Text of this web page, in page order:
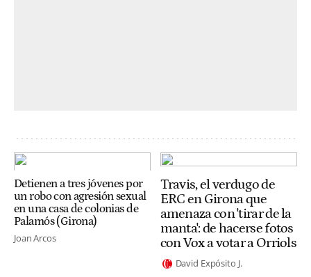
Detienen a tres jóvenes por
un robo con agresión sexual
en una casa de colonias de
Palamós (Girona)
Joan Arcos
Travis, el verdugo de
ERC en Girona que
amenaza con 'tirar de la
manta': de hacerse fotos
con Vox a votar a Orriols
David Expósito J.